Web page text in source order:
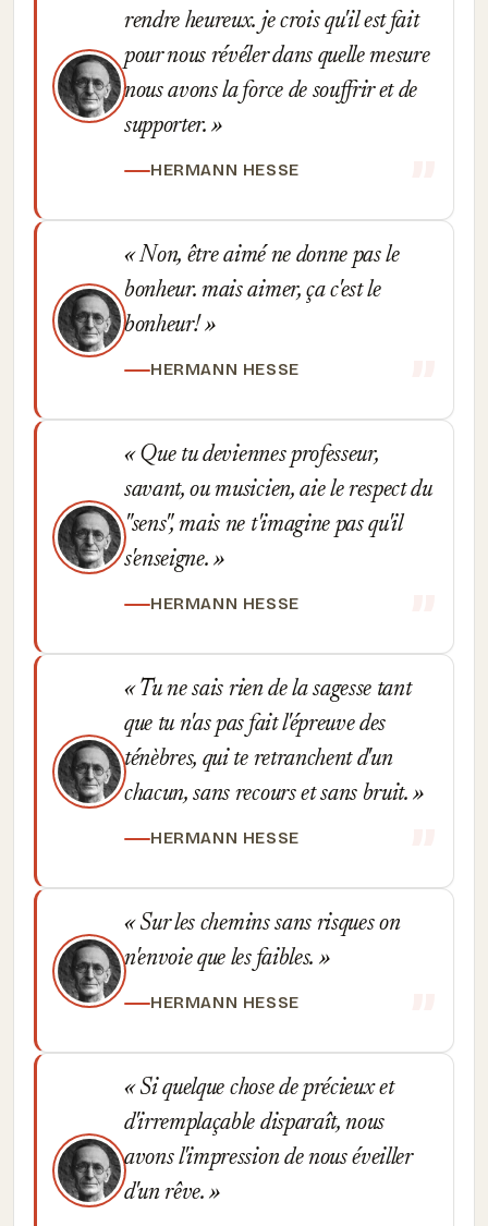
rendre heureux. je crois qu'il est fait
pour nous révéler dans quelle mesure
nous avons la force de souffrir et de
supporter.
HERMANN HESSE
Non, être aimé ne donne pas le
bonheur. mais aimer, ça c'est le
bonheur!
HERMANN HESSE
Que tu deviennes professeur,
savant, ou musicien, aie le respect du
"sens", mais ne t'imagine pas qu'il
s'enseigne.
HERMANN HESSE
Tu ne sais rien de la sagesse tant
que tu n'as pas fait l'épreuve des
ténèbres, qui te retranchent d'un
chacun, sans recours et sans bruit.
HERMANN HESSE
Sur les chemins sans risques on
n'envoie que les faibles.
HERMANN HESSE
Si quelque chose de précieux et
d'irremplaçable disparaît, nous
avons l'impression de nous éveiller
d'un rêve.